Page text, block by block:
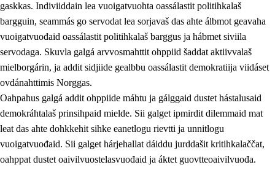
2.1 Sosiála oahppan ja ovdáneapmi
2.2 Gealbu fágain
2.3 Vuođđogálggat
2.4 Oahppat oahppat
Fágaidrasttideaddji fáttát
2.5 Fágaidrasttideaddji fáttát
2.5.1 Álbmotdearvvašvuohta ja eallimis birget
gaskkas. Indiviiddain lea vuoigatvuohta oassálastit politihkalaš
bargguin, seammás go servodat lea sorjavaš das ahte álbmot geavaha
vuoigatvuođaid oassálastit politihkalaš barggus ja hábmet siviila
servodaga. Skuvla galgá arvvosmahttit ohppiid šaddat aktiivvalaš
mielborgárin, ja addit sidjiide gealbbu oassálastit demokratiija viidáset
ovdánahttimis Norggas.
Oahpahus galgá addit ohppiide máhtu ja gálggaid dustet hástalusaid
demokráhtalaš prinsihpaid mielde. Sii galget ipmirdit dilemmaid mat
leat das ahte dohkkehit sihke eanetlogu rievtti ja unnitlogu
vuoigatvuođaid. Sii galget hárjehallat dáiddu jurddašit kritihkalaččat,
oahppat dustet oaivilvuostelasvuođaid ja áktet guovtteoaivilvuođa.